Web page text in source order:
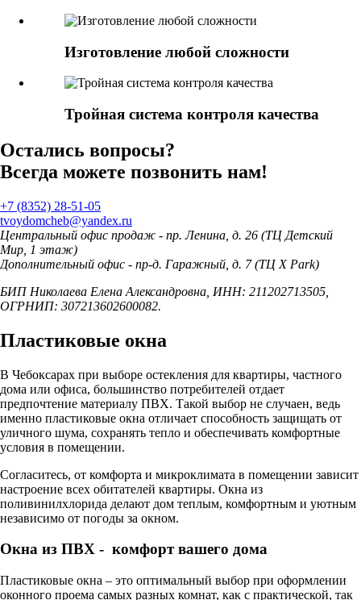
Изготовление любой сложности
Тройная система контроля качества
Остались вопросы?
Всегда можете позвонить нам!
+7 (8352) 28-51-05
tvoydomcheb@yandex.ru
Центральный офис продаж - пр. Ленина, д. 26 (ТЦ Детский
Мир, 1 этаж)
Дополнительный офис - пр-д. Гаражный, д. 7 (ТЦ X Park)
БИП Николаева Елена Александровна, ИНН: 211202713505,
ОГРНИП: 307213602600082.
Пластиковые окна
В Чебоксарах при выборе остекления для квартиры, частного
дома или офиса, большинство потребителей отдает
предпочтение материалу ПВХ. Такой выбор не случаен, ведь
именно пластиковые окна отличает способность защищать от
уличного шума, сохранять тепло и обеспечивать комфортные
условия в помещении.
Согласитесь, от комфорта и микроклимата в помещении зависит
настроение всех обитателей квартиры. Окна из
поливинилхлорида делают дом теплым, комфортным и уютным
независимо от погоды за окном.
Окна из ПВХ - комфорт вашего дома
Пластиковые окна – это оптимальный выбор при оформлении
оконного проема самых разных комнат, как с практической, так